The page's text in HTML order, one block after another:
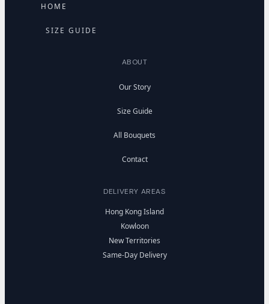
HOME
SIZE GUIDE
ABOUT
Our Story
Size Guide
All Bouquets
Contact
DELIVERY AREAS
Hong Kong Island
Kowloon
New Territories
Same-Day Delivery